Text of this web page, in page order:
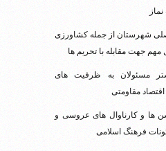
شهرستان از جمله کشاورزی
مهم جهت مقابله با تحریم ها
مسئولان به ظرفیت های
مقاومتی
ها و کارناوال های عروسی و
فرهنگ اسلامی